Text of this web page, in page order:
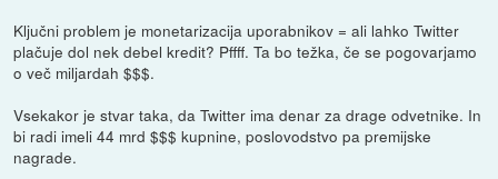
Ključni problem je monetarizacija uporabnikov = ali lahko Twitter
plačuje dol nek debel kredit? Pffff. Ta bo težka, če se pogovarjamo
o več miljardah $$$.
Vsekakor je stvar taka, da Twitter ima denar za drage odvetnike. In
bi radi imeli 44 mrd $$$ kupnine, poslovodstvo pa premijske
nagrade.